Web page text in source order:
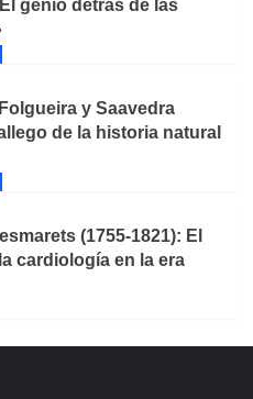
genio detrás de las
y Saavedra
de la historia natural
(1755-1821): El
cardiología en la era